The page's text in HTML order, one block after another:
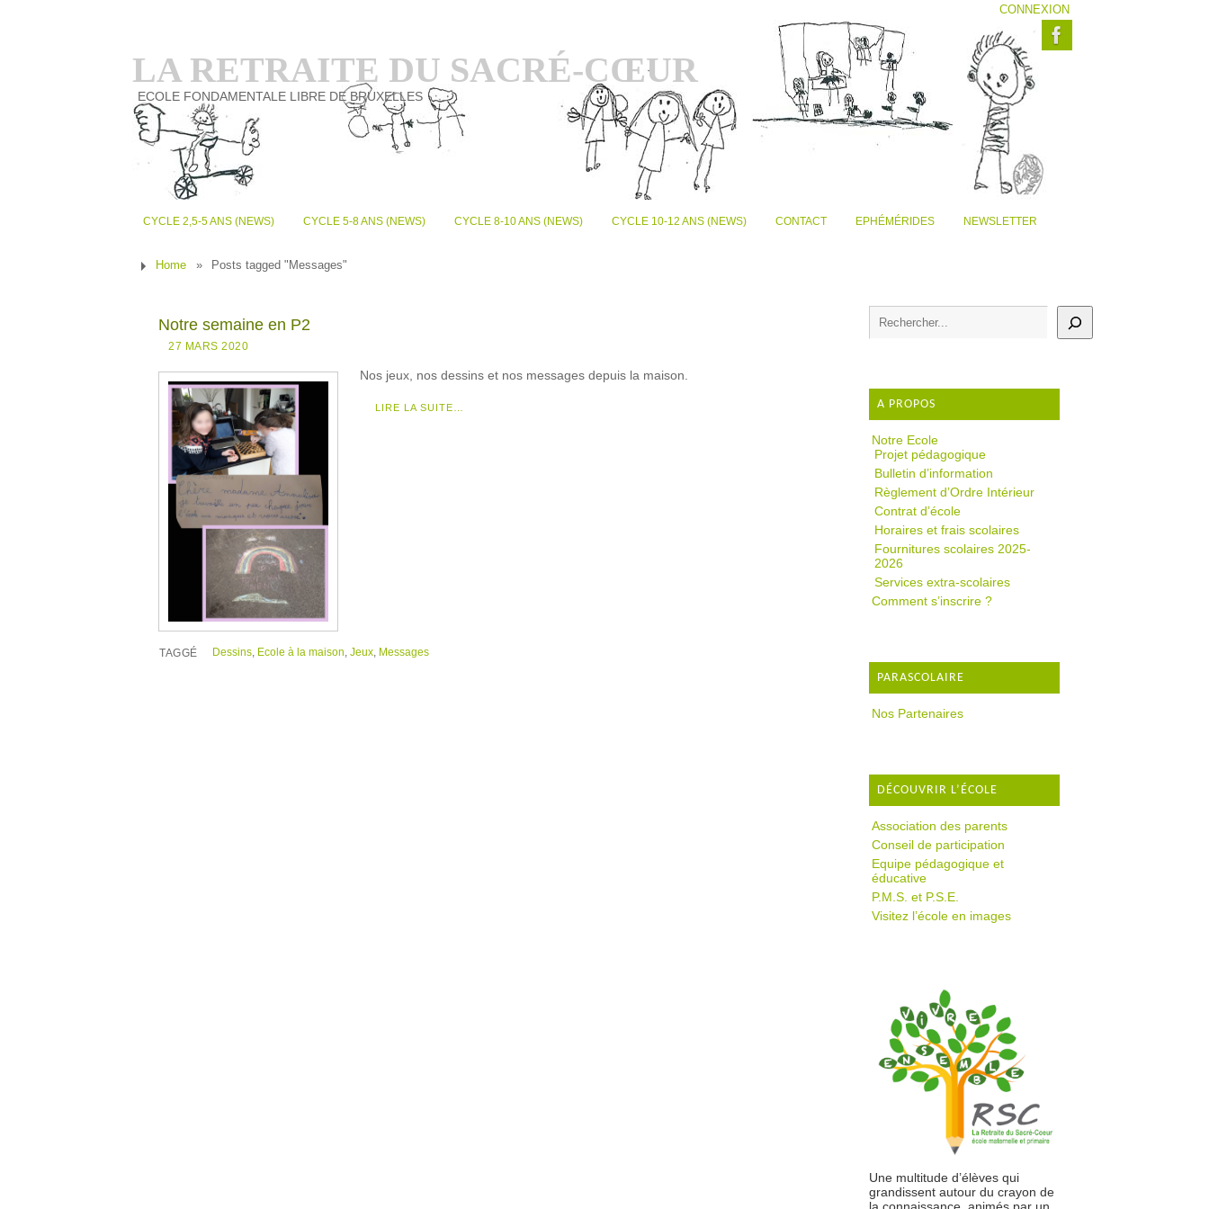
CONNEXION
LA RETRAITE DU SACRÉ-CŒUR
ECOLE FONDAMENTALE LIBRE DE BRUXELLES
CYCLE 2,5-5 ANS (NEWS) CYCLE 5-8 ANS (NEWS) CYCLE 8-10 ANS (NEWS) CYCLE 10-12 ANS (NEWS) CONTACT EPHÉMÉRIDES NEWSLETTER
Home » Posts tagged "Messages"
Notre semaine en P2
27 MARS 2020
Nos jeux, nos dessins et nos messages depuis la maison.
LIRE LA SUITE…
TAGGÉ Dessins, Ecole à la maison, Jeux, Messages
A PROPOS
Notre Ecole
Projet pédagogique
Bulletin d’information
Règlement d’Ordre Intérieur
Contrat d’école
Horaires et frais scolaires
Fournitures scolaires 2025-
2026
Services extra-scolaires
Comment s’inscrire ?
PARASCOLAIRE
Nos Partenaires
DÉCOUVRIR L’ÉCOLE
Association des parents
Conseil de participation
Equipe pédagogique et
éducative
P.M.S. et P.S.E.
Visitez l’école en images
Une multitude d’élèves qui
grandissent autour du crayon de